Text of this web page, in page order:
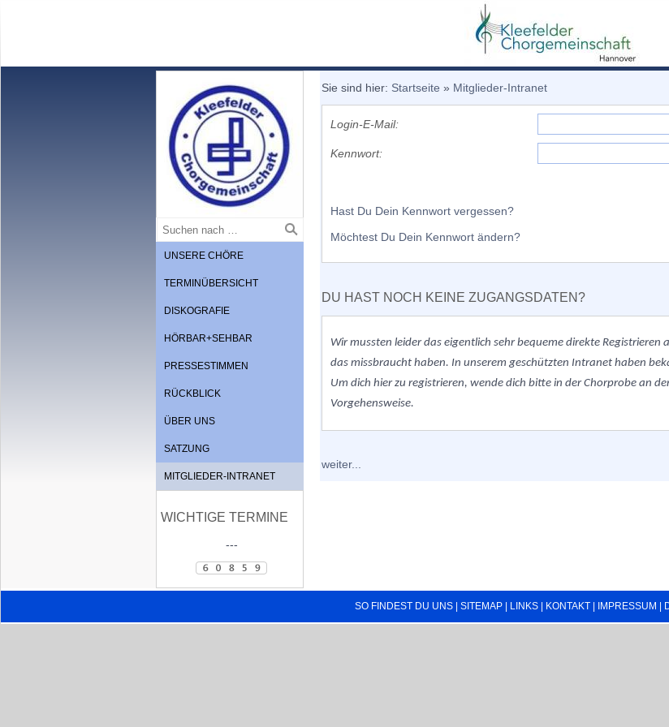
UNSERE CHÖRE
TERMINÜBERSICHT
DISKOGRAFIE
HÖRBAR+SEHBAR
PRESSESTIMMEN
RÜCKBLICK
ÜBER UNS
SATZUNG
MITGLIEDER-INTRANET
WICHTIGE TERMINE
---
Sie sind hier: Startseite » Mitglieder-Intranet
Login-E-Mail:
Kennwort:
Hast Du Dein Kennwort vergessen?
Möchtest Du Dein Kennwort ändern?
DU HAST NOCH KEINE ZUGANGSDATEN?
Wir mussten leiderdas eigentlich sehr bequeme direkte
das missbraucht haben. In unserem geschützten Intranet haben
Um dich hier zu registrieren, wende dich bitte in der Chorprobe an
Vorgehensweise.
weiter...
SO FINDEST DU UNS SITEMAP LINKS KONTAKT IMPRESSUM